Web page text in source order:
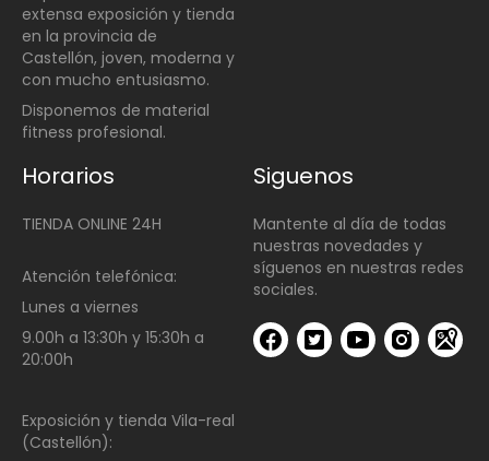
extensa exposición y tienda
en la provincia de
Castellón, joven, moderna y
con mucho entusiasmo.
Disponemos de material
fitness profesional.
Horarios
TIENDA ONLINE 24H
Atención telefónica:
Lunes a viernes
9.00h a 13:30h y 15:30h a
20:00h
Exposición y tienda Vila-real
(Castellón):
Siguenos
Mantente al día de todas
nuestras novedades y
síguenos en nuestras redes
sociales.